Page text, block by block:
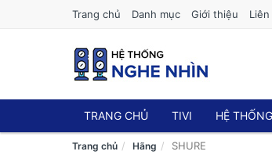
Trang chủ Danh mục Giới thiệu
TRANG CHỦ TIVI HỆ
Trang chủ Hãng SHURE